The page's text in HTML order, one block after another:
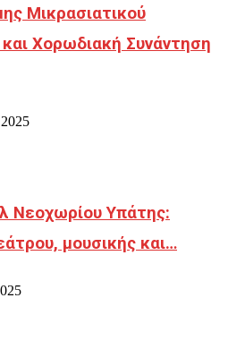
Μικρασιατικού
Χορωδιακή Συνάντηση
Νεοχωρίου Υπάτης:
μουσικής και…